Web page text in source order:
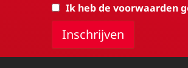
Ik heb de voorwaarden